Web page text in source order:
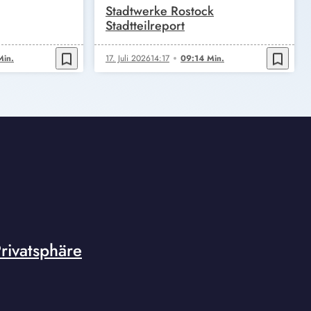
bookmark_border
Stadtwerke Rostock
Stadtteilreport
17. Juli 202614:17 09:14 Min. bookmark_border